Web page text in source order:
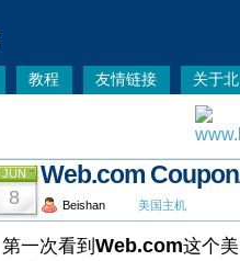
教程 友情链接 关于
JUN
8
Web.com
Beishan 美国主机
第一次看到 Web.com这个